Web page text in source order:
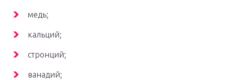
медь;
кальций;
стронций;
ванадий;